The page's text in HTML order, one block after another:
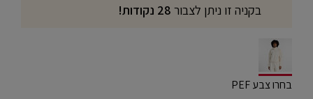
בקניה זו ניתן לצבור
selected
בחרו צבע PEF